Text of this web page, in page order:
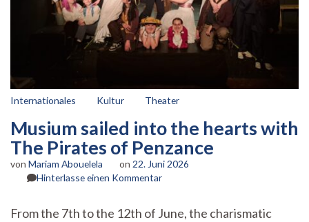
Internationales Kultur Theater
Musium sailed into the hearts with
The Pirates of Penzance
von Mariam Abouelela on 22. Juni 2026
Hinterlasse einen Kommentarzu
into
From the 7th to the 12th of June, the charismatic